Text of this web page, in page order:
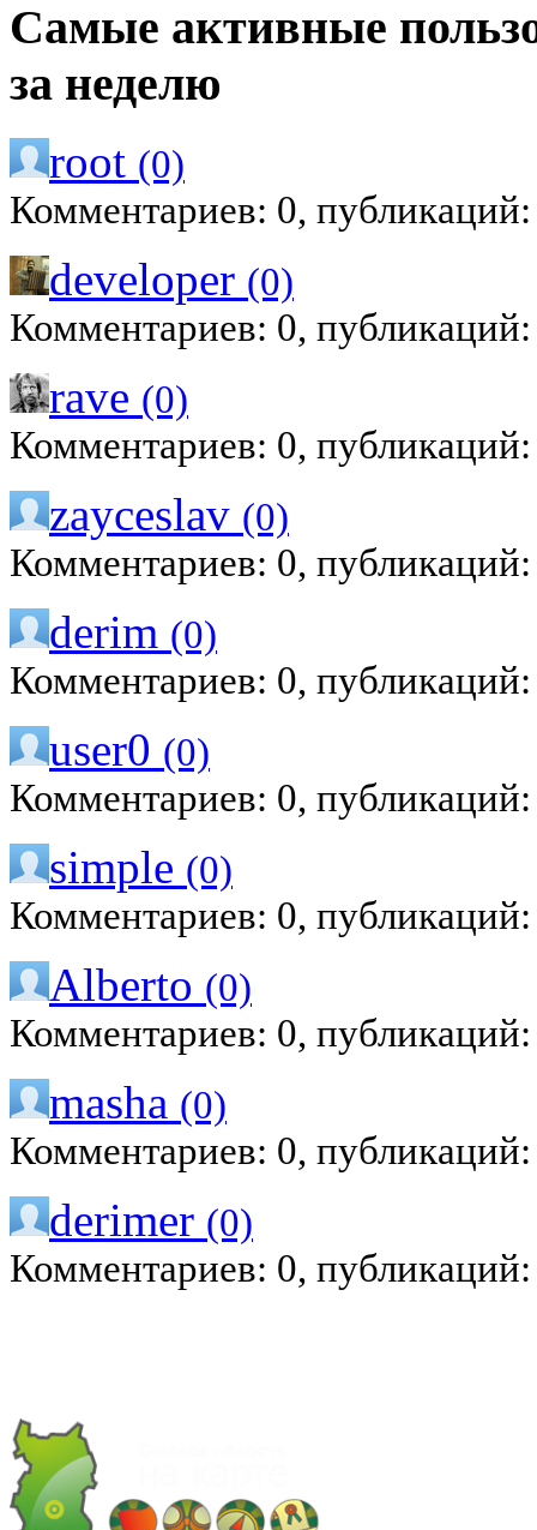
Самые активные
за неделю
root (0)
Комментариев: 0,
developer (0)
Комментариев: 0,
rave (0)
Комментариев: 0,
zayceslav (0)
Комментариев: 0,
derim (0)
Комментариев: 0,
user0 (0)
Комментариев: 0,
simple (0)
Комментариев: 0,
Alberto (0)
Комментариев: 0,
masha (0)
Комментариев: 0,
derimer (0)
Комментариев: 0,